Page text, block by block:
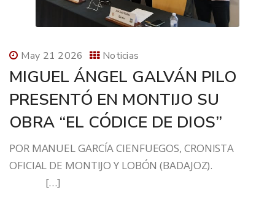
May 21 2026 Noticias
MIGUEL ÁNGEL GALVÁN PILO
PRESENTÓ EN MONTIJO SU
OBRA “EL CÓDICE DE DIOS”
POR MANUEL GARCÍA CIENFUEGOS, CRONISTA
OFICIAL DE MONTIJO Y LOBÓN (BADAJOZ).
[…]